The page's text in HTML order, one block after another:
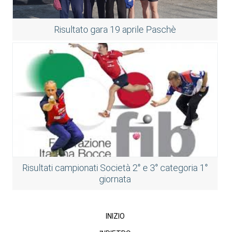
Risultato gara 19 aprile Paschè
Risultati campionati Società 2° e 3° categoria 1°
giornata
INIZIO